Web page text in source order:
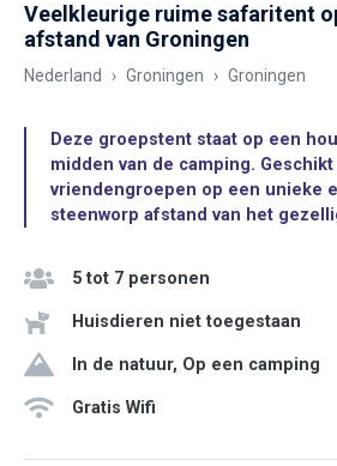
Veelkleurige ruime safaritent
afstand van Groningen
Nederland Groningen Groningen
Deze groepstent staat op een
midden van de camping.
vriendengroepen op een unieke
steenworp afstand van het
5 tot 7 personen
Huisdieren niet toegestaan
In de natuur, Op een camping
Gratis Wifi